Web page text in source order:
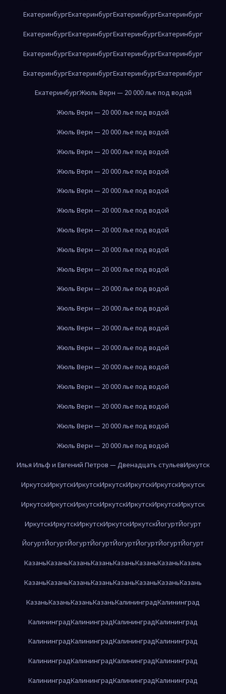
ЕкатеринбургЕкатеринбургЕкатеринбургЕкатеринбург
ЕкатеринбургЕкатеринбургЕкатеринбургЕкатеринбург
ЕкатеринбургЕкатеринбургЕкатеринбургЕкатеринбург
ЕкатеринбургЕкатеринбургЕкатеринбургЕкатеринбург
ЕкатеринбургЖюль Верн — 20 000 лье под водой
Жюль Верн — 20 000 лье под водой
Жюль Верн — 20 000 лье под водой
Жюль Верн — 20 000 лье под водой
Жюль Верн — 20 000 лье под водой
Жюль Верн — 20 000 лье под водой
Жюль Верн — 20 000 лье под водой
Жюль Верн — 20 000 лье под водой
Жюль Верн — 20 000 лье под водой
Жюль Верн — 20 000 лье под водой
Жюль Верн — 20 000 лье под водой
Жюль Верн — 20 000 лье под водой
Жюль Верн — 20 000 лье под водой
Жюль Верн — 20 000 лье под водой
Жюль Верн — 20 000 лье под водой
Жюль Верн — 20 000 лье под водой
Жюль Верн — 20 000 лье под водой
Жюль Верн — 20 000 лье под водой
Жюль Верн — 20 000 лье под водой
Илья Ильф и Евгений Петров — Двенадцать стульевИркутск
ИркутскИркутскИркутскИркутскИркутскИркутскИркутск
ИркутскИркутскИркутскИркутскИркутскИркутскИркутск
ИркутскИркутскИркутскИркутскИркутскЙогуртЙогурт
ЙогуртЙогуртЙогуртЙогуртЙогуртЙогуртЙогуртЙогурт
КазаньКазаньКазаньКазаньКазаньКазаньКазаньКазань
КазаньКазаньКазаньКазаньКазаньКазаньКазаньКазань
КазаньКазаньКазаньКазаньКалининградКалининград
КалининградКалининградКалининградКалининград
КалининградКалининградКалининградКалининград
КалининградКалининградКалининградКалининград
КалининградКалининградКалининградКалининград